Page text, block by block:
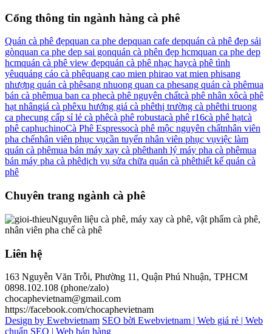
Cổng thông tin ngành hàng cà phê
Quán cà phê đẹpquan ca phe depquan cafe depquán cà phê đẹp sải
gònquan ca phe dep sai gonquán cà phên đẹp hcmquan ca phe dep
hcmquán cà phê view đẹpquán cà phê nhạc haycà phê tình
yêuquảng cáo cà phêquang cao mien phirao vat mien phisang
nhượng quán cà phêsang nhuong quan ca phesang quán cà phêmua
bán cà phêmua ban ca phecà phê nguyên chấtcà phê nhân xôcà phê
hạt nhângiá cà phêxu hướng giá cà phêthị trường cà phêthi truong
ca phecung cấp sỉ lẻ cà phêcà phê robustacà phê r16cà phê hạtcà
phê caphuchinoCà Phê Espressocà phê mộc nguyên chấtnhân viên
pha chếnhân viên phục vụcần tuyển nhân viên phục vụviệc làm
quán cà phêmua bán máy xay cà phêthanh lý máy pha cà phêmua
bán máy pha cà phêdịch vụ sửa chữa quán cà phêthiết kế quán cà
phê
Chuyên trang ngành cà phê
Nguyên liệu cà phê, máy xay cà phê, vật phẩm cà phê,
nhân viên pha chế cà phê
Liên hệ
163 Nguyễn Văn Trỗi, Phường 11, Quận Phú Nhuận, TPHCM
0898.102.108 (phone/zalo)
chocaphevietnam@gmail.com
https://facebook.com/chocaphevietnam
Design by Ewebvietnam SEO bời Ewebvietnam | Web giá rẻ | Web
chuẩn SEO | Web bán hàng